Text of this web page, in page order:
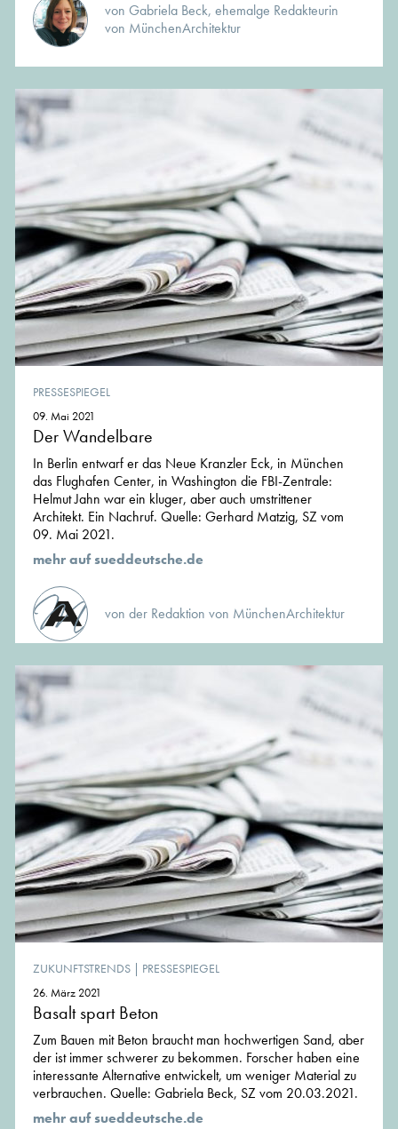
von Gabriela Beck, ehemalge Redakteurin
von MünchenArchitektur
PRESSESPIEGEL
09. Mai 2021
Der Wandelbare
In Berlin entwarf er das Neue Kranzler Eck, in München
das Flughafen Center, in Washington die FBI-Zentrale:
Helmut Jahn war ein kluger, aber auch umstrittener
Architekt. Ein Nachruf. Quelle: Gerhard Matzig, SZ vom
09. Mai 2021.
mehr auf sueddeutsche.de
von der Redaktion von MünchenArchitektur
ZUKUNFTSTRENDS | PRESSESPIEGEL
26. März 2021
Basalt spart Beton
Zum Bauen mit Beton braucht man hochwertigen Sand, aber
der ist immer schwerer zu bekommen. Forscher haben eine
interessante Alternative entwickelt, um weniger Material zu
verbrauchen. Quelle: Gabriela Beck, SZ vom 20.03.2021.
mehr auf sueddeutsche.de